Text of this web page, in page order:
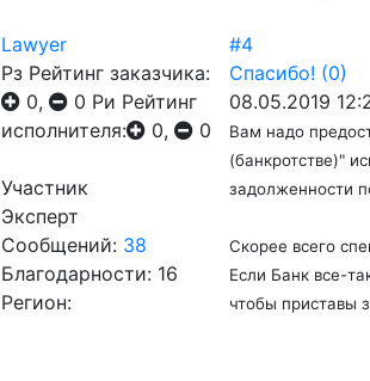
Lawyer
Рз Рейтинг заказчика:
0,
0 Ри Рейтинг
исполнителя:
0, 0
Участник
Эксперт
Сообщений: 38
Благодарности: 16
Регион:
#4
Спасибо! (0)
08.05.2019
Вам надо
(банкротстве)"
задолженности
Скорее всего
Если Банк все-
чтобы приставы